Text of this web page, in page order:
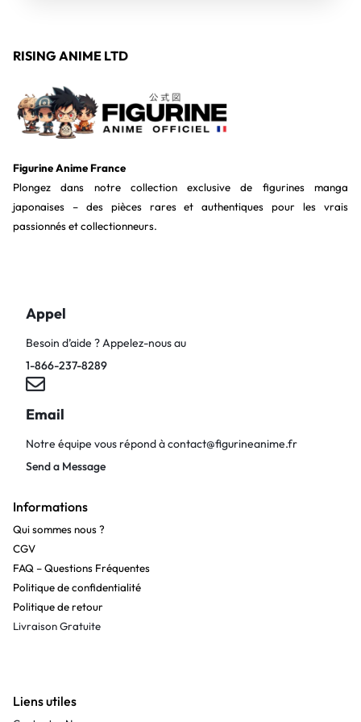
RISING ANIME LTD
Figurine Anime France
Plongez dans notre collection exclusive de figurines manga
japonaises – des pièces rares et authentiques pour les vrais
passionnés et collectionneurs.
Appel
Besoin d’aide ? Appelez-nous au
1-866-237-8289
Email
Notre équipe vous répond àcontact@figurineanime.fr
Send a Message
Informations
Qui sommes nous ?
CGV
FAQ – Questions Fréquentes
Politique de confidentialité
Politique de retour
Livraison Gratuite
Liens utiles